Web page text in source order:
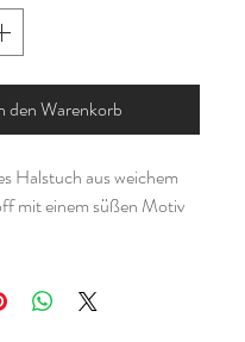
den Warenkorb
Halstuch aus weichem
mit einem süßen Motiv
weichen Stoff ist
zu tragen und eignet